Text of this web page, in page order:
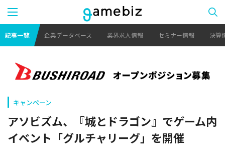
記事一覧 企業データベース 業界求人情報 セミナー情報 決算
キャンペーン
アソビズム、『城とドラゴン』でゲーム内
イベント「グルチャリーグ」を開催